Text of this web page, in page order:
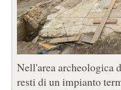
Nell'area archeologica
resti di un impianto